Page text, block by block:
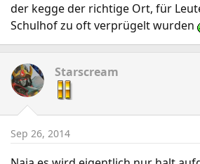
der kegge der richtige Ort, für
Schulhof zu oft verprügelt wurden
Starscream
Sep 26, 2014